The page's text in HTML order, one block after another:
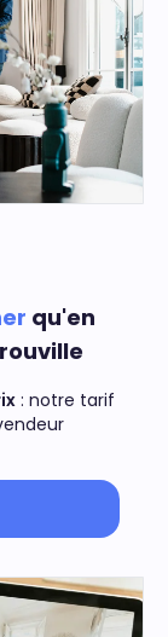
qu'en
: notre tarif